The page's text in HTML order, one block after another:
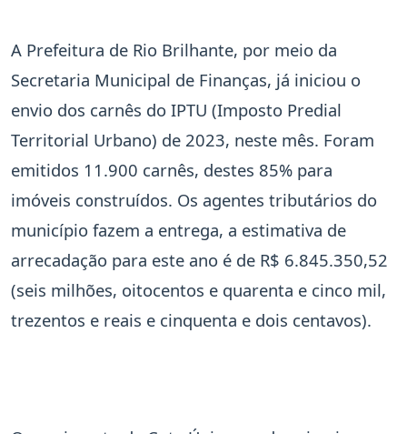
A Prefeitura de Rio Brilhante, por meio da
Secretaria Municipal de Finanças, já iniciou o
envio dos carnês do IPTU (Imposto Predial
Territorial Urbano) de 2023, neste mês. Foram
emitidos 11.900 carnês, destes 85% para
imóveis construídos. Os agentes tributários do
município fazem a entrega, a estimativa de
arrecadação para este ano é de R$ 6.845.350,52
(seis milhões, oitocentos e quarenta e cinco mil,
trezentos e reais e cinquenta e dois centavos).